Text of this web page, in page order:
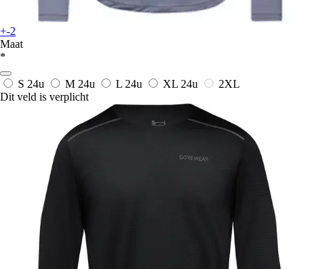
+-2
Maat
*
S 24u M 24u L 24u XL 24u
2XL
Dit veld is verplicht